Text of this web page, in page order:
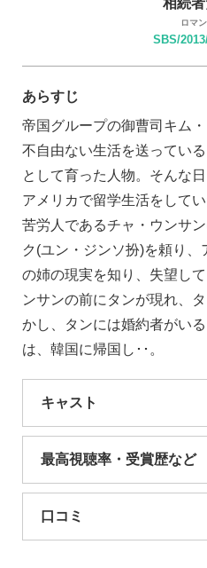
相続
ロマ
SBS/
あらすじ
帝国グループの御曹司キム
不自由ない生活を送ってい
として育った人物。そんな
アメリカで留学生活をして
苦労人であるチャ・ウンサ
ク(ユン・ジンソ扮)を頼り
の姉の現実を知り、失望し
ンサンの前にタンが現れ、
かし、タンには婚約者がい
は、韓国に帰国し･･。
キャスト
最高視聴率・受賞歴など
口コミ